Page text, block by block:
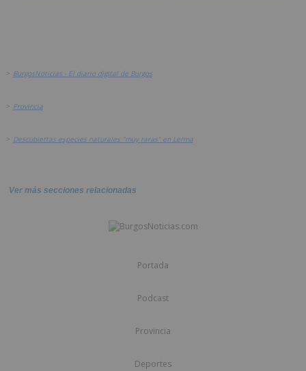
> BurgosNoticias - El diario digital de Burgos
> Provincia
> Descubiertas especies naturales "muy raras" en Lerma
Ver más secciones relacionadas
Portada
Podcast
Provincia
Deportes